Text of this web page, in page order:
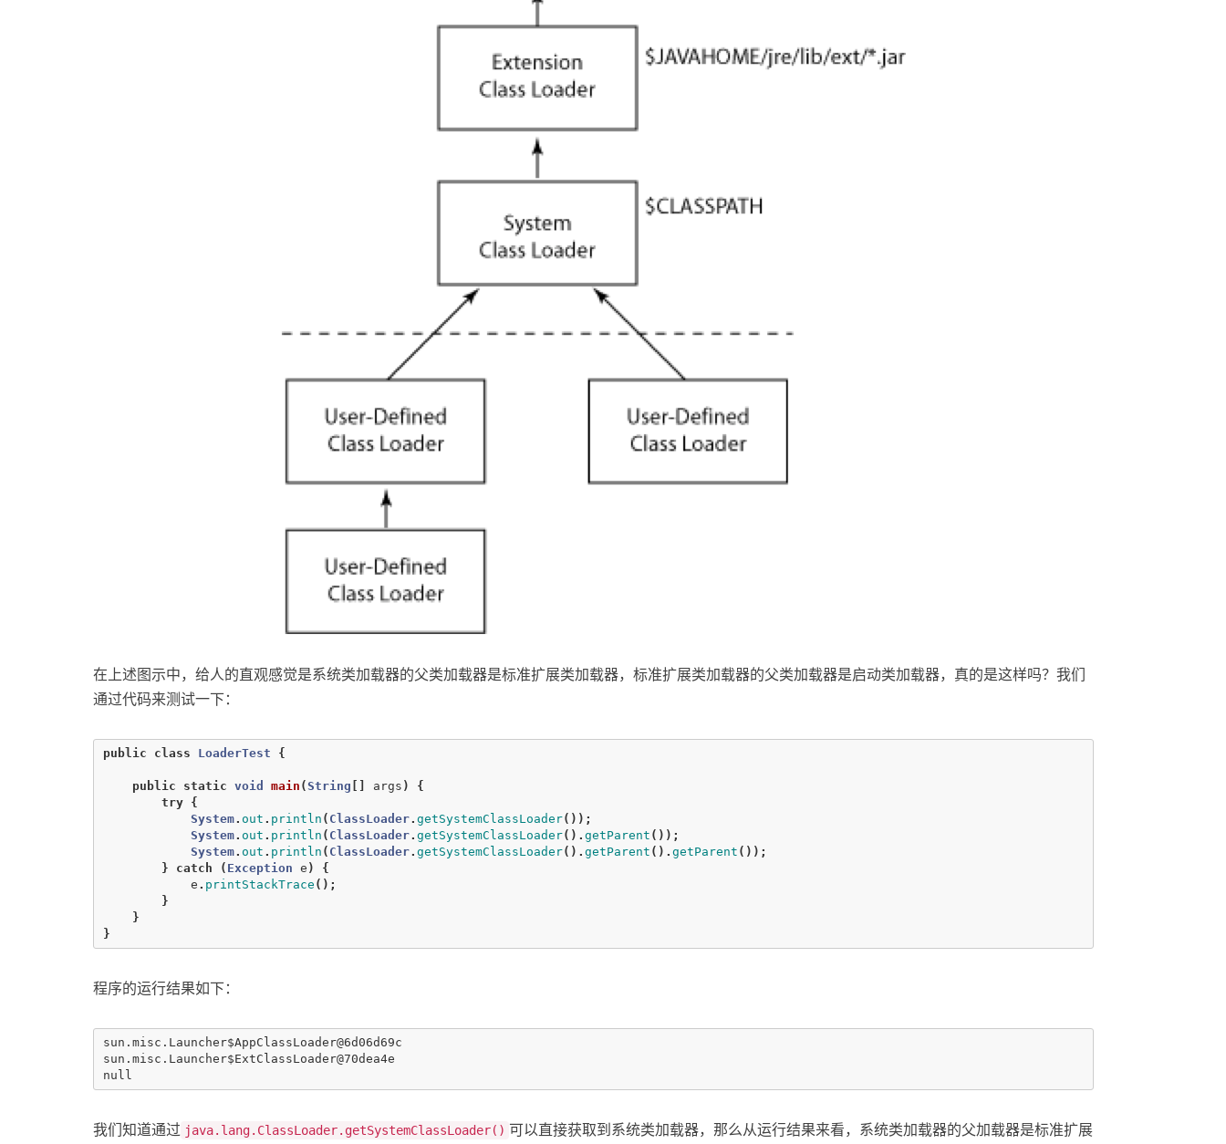
在上述图示中，给人的直观感觉是系统类加载器的父类加载器是标准扩展类加载器，标准扩展类加载器的父类加载器是启动类加载器，真的是这样吗？我们
通过代码来测试一下：
public class LoaderTest {
public static void main (String args )
{
try {
System. out . println ( ClassLoader. getSystemClassLoader());
System. out . println ( ClassLoader. getSystemClassLoader(). getParent ());
System. out . println ( ClassLoader. getSystemClassLoader(). getParent (). getParent ());
}
catch ( Exception e )
{
e . printStackTrace ();
}
}
}
程序的运行结果如下：
sun.misc.Launcher$AppClassLoader@6d06d69c
sun.misc.Launcher$ExtClassLoader@70dea4e
我们知道通过 java.lang.ClassLoader.getSystemClassLoader() 可以直接获取到系统类加载器，那么从运行结果来看，系统类加载器的父加载器是标准扩展